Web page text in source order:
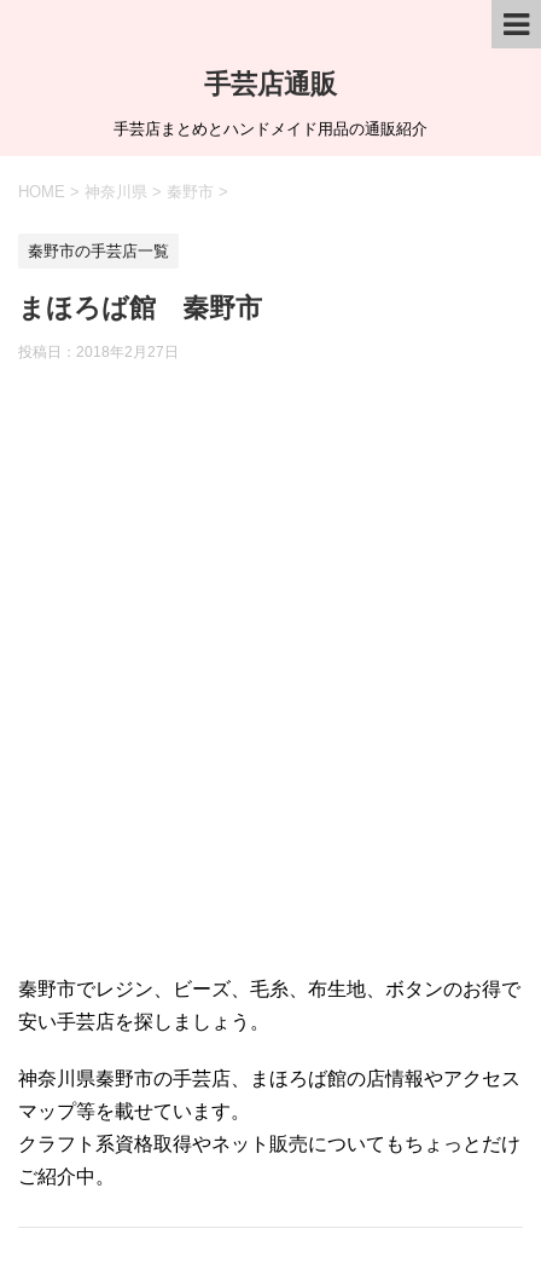
手芸店通販
手芸店まとめとハンドメイド用品の通販紹介
HOME > 神奈川県 > 秦野市 >
秦野市の手芸店一覧
まほろば館 秦野市
投稿日： 2018年2月27日
秦野市でレジン、ビーズ、毛糸、布生地、ボタンのお得で
安い手芸店を探しましょう。
神奈川県秦野市の手芸店、まほろば館の店情報やアクセス
マップ等を載せています。
クラフト系資格取得やネット販売についてもちょっとだけ
ご紹介中。